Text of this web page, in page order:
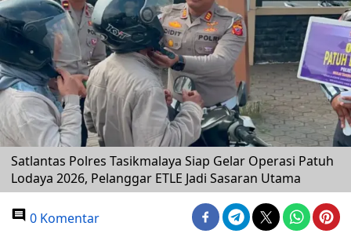
Satlantas Polres Tasikmalaya Siap Gelar Operasi Patuh
Lodaya 2026, Pelanggar ETLE Jadi Sasaran Utama
0 Komentar